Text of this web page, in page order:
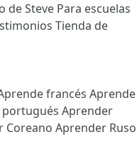
de Steve Para escuelas
Tienda de
francés Aprende
Aprender
Coreano Aprender Ruso